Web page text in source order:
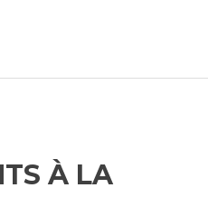
À LA